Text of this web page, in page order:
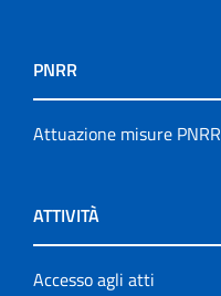
PNRR
Attuazione misure PNRR
ATTIVITÀ
Accesso agli atti